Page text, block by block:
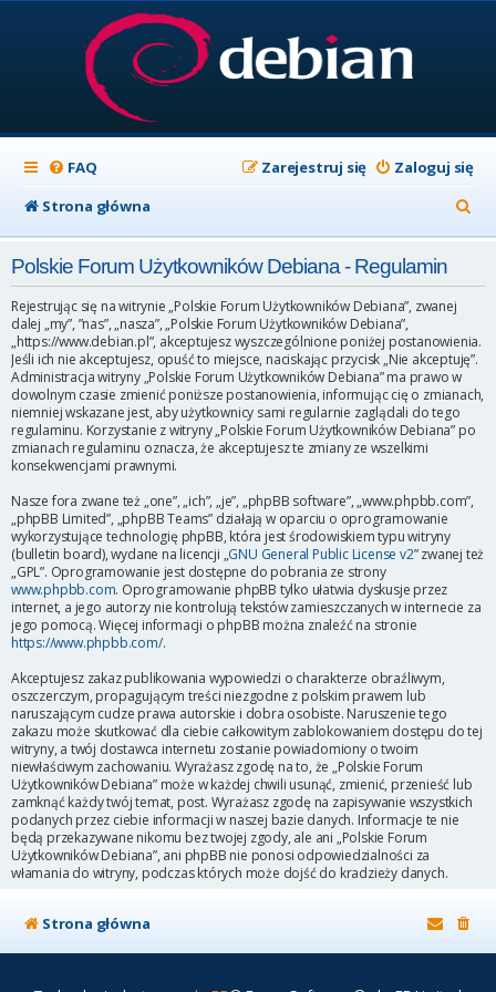
FAQ Zaloguj się
Zarejestruj się
Strona główna
z
j
Polskie Forum Użytkowników Debiana - Regulamin
Rejestrując się na witrynie „Polskie Forum Użytkowników Debiana”, zwanej
dalej „my”, ”nas”, „nasza”, „Polskie Forum Użytkowników Debiana”,
„https://www.debian.pl”, akceptujesz wyszczególnione poniżej postanowienia.
Jeśli ich nie akceptujesz, opuść to miejsce, naciskając przycisk „Nie akceptuję”.
Administracja witryny „Polskie Forum Użytkowników Debiana” ma prawo w
dowolnym czasie zmienić poniższe postanowienia, informując cię o zmianach,
niemniej wskazane jest, aby użytkownicy sami regularnie zaglądali do tego
regulaminu. Korzystanie z witryny „Polskie Forum Użytkowników Debiana” po
zmianach regulaminu oznacza, że akceptujesz te zmiany ze wszelkimi
konsekwencjami prawnymi.
Nasze fora zwane też „one”, „ich”, „je”, „phpBB software”, „www.phpbb.com”,
„phpBB Limited”, „phpBB Teams” działają w oparciu o oprogramowanie
wykorzystujące technologię phpBB, która jest środowiskiem typu witryny
(bulletin board), wydane na licencji „GNU General Public License v2” zwanej też
„GPL”. Oprogramowanie jest dostępne do pobrania ze strony
www.phpbb.com. Oprogramowanie phpBB tylko ułatwia dyskusje przez
internet, a jego autorzy nie kontrolują tekstów zamieszczanych w internecie za
jego pomocą. Więcej informacji o phpBB można znaleźć na stronie
https://www.phpbb.com/.
Akceptujesz zakaz publikowania wypowiedzi o charakterze obraźliwym,
oszczerczym, propagującym treści niezgodne z polskim prawem lub
naruszającym cudze prawa autorskie i dobra osobiste. Naruszenie tego
zakazu może skutkować dla ciebie całkowitym zablokowaniem dostępu do tej
witryny, a twój dostawca internetu zostanie powiadomiony o twoim
niewłaściwym zachowaniu. Wyrażasz zgodę na to, że „Polskie Forum
Użytkowników Debiana” może w każdej chwili usunąć, zmienić, przenieść lub
zamknąć każdy twój temat, post. Wyrażasz zgodę na zapisywanie wszystkich
podanych przez ciebie informacji w naszej bazie danych. Informacje te nie
będą przekazywane nikomu bez twojej zgody, ale ani „Polskie Forum
Użytkowników Debiana”, ani phpBB nie ponosi odpowiedzialności za
włamania do witryny, podczas których może dojść do kradzieży danych.
Strona główna